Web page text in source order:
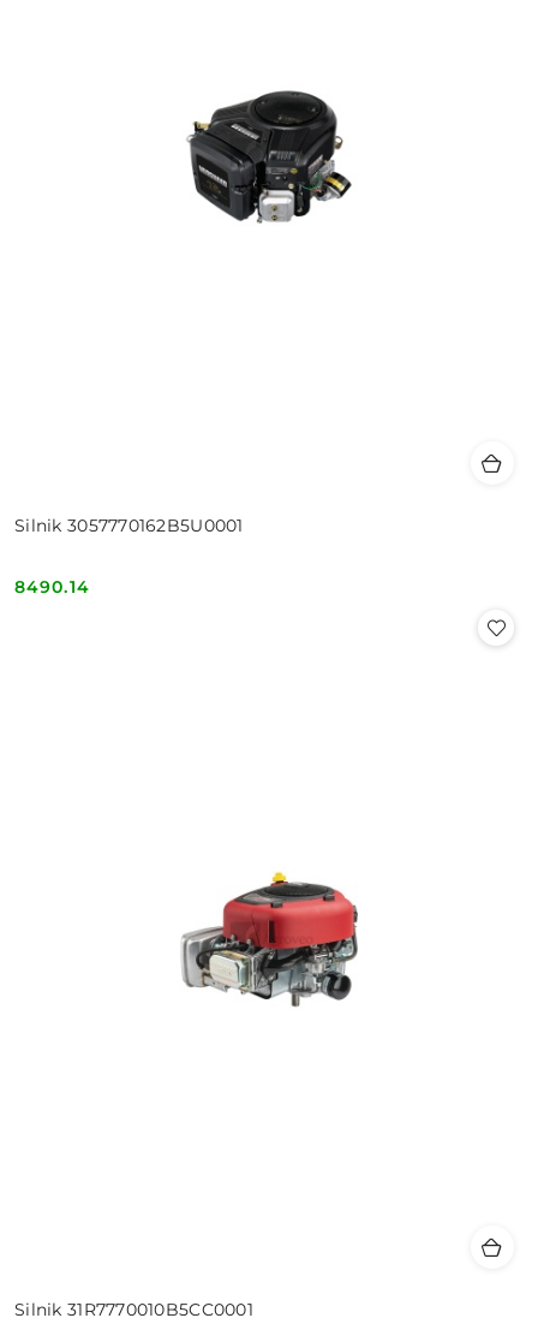
Silnik 3057770162B5U0001
Cena:
8490.14
Silnik 31R7770010B5CC0001